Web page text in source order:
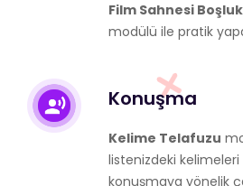
Film Sahnesi
modülü ile pratik
Konuşma
Kelime Telafuzu
listenizdeki
konuşmaya yönelik